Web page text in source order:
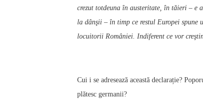
crezut totdeuna în austeritate, în tăieri –
la dânşii – în timp ce restul Europei spune
locuitorii României. Indiferent ce vor
Cui i se adresează această declarație?
plătesc germanii?